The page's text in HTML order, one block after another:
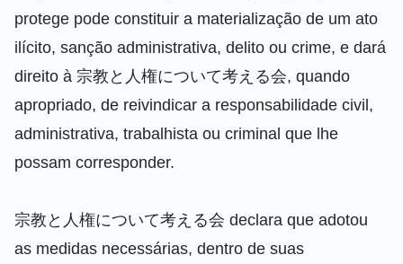
protege pode constituir a materialização de um ato
ilícito, sanção administrativa, delito ou crime, e dará
direito à 宗教と人権について考える会, quando
apropriado, de reivindicar a responsabilidade civil,
administrativa, trabalhista ou criminal que lhe
possam corresponder.
宗教と人権について考える会 declara que adotou
as medidas necessárias, dentro de suas